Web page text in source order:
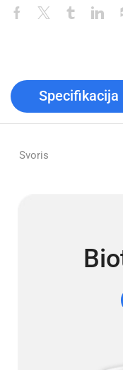
Specifikacija
Svoris